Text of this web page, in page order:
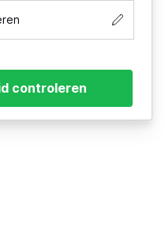
controleren